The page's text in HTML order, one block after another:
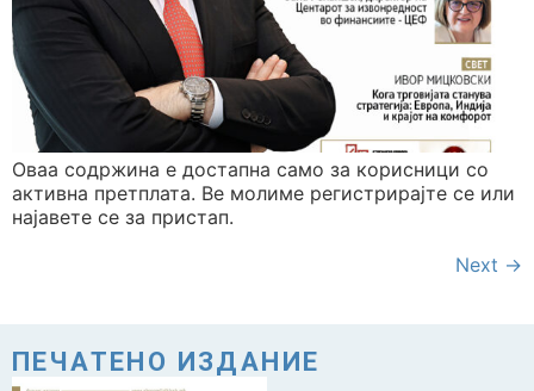
Оваа содржина е достапна само за корисници со
активна претплата. Ве молиме регистрирајте се или
најавете се за пристап.
Next →
ПЕЧАТЕНО ИЗДАНИЕ